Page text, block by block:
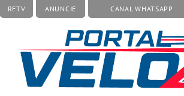
RFTV ANUNCIE CANAL WHATSAPP